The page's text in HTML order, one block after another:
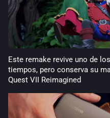
Este remake revive uno de
tiempos, pero conserva su
Quest VII Reimagined